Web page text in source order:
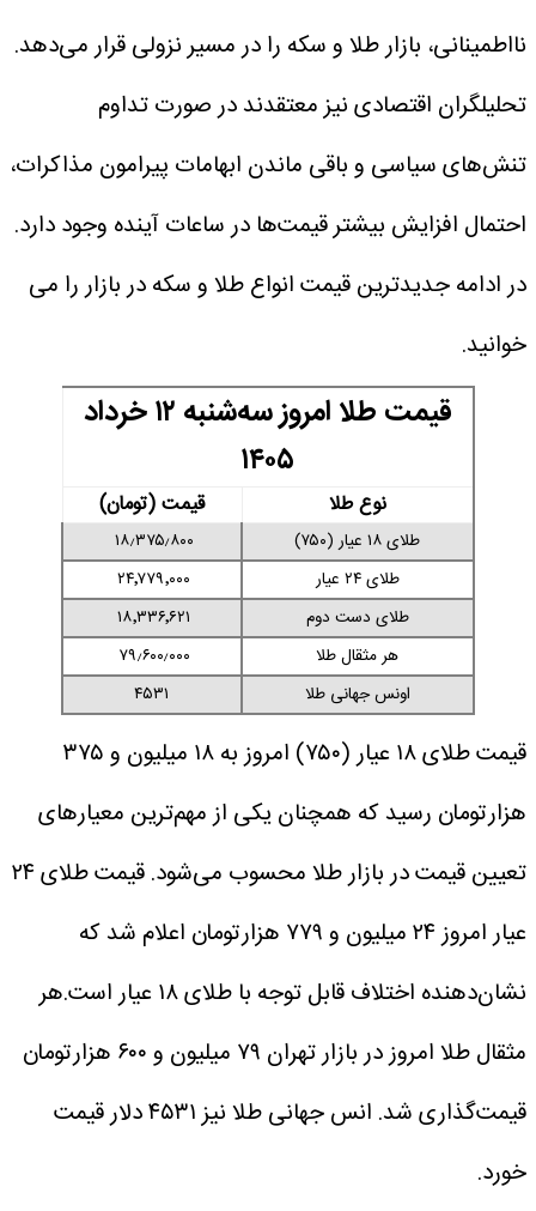
نااطمینانی، بازار طلا و سکه را در مسیر نزولی قرار می‌دهد.
تحلیلگران اقتصادی نیز معتقدند در صورت تداوم
تنش‌های سیاسی و باقی ماندن ابهامات پیرامون مذاکرات،
احتمال افزایش بیشتر قیمت‌ها در ساعات آینده وجود دارد.
در ادامه جدیدترین قیمت انواع طلا و سکه در بازار را می
خوانید.
قیمت طلا امروز سه‌شنبه ۱۲ خرداد
۱۴۰۵
نوع طلا قیمت (تومان)
طلای ۱۸ عیار (۷۵۰)
۱۸٫۳۷۵٫۸۰۰
طلای ۲۴ عیار
۲۴٬۷۷۹٬۰۰۰
طلای دست دوم
۱۸٬۳۳۶٬۶۲۱
هر مثقال طلا
۷۹٫۶۰۰٫۰۰۰
اونس جهانی طلا
۴۵۳۱
قیمت طلای ۱۸ عیار (۷۵۰) امروز به ۱۸ میلیون و ۳۷۵
هزارتومان رسید که همچنان یکی از مهم‌ترین معیارهای
تعیین قیمت در بازار طلا محسوب می‌شود. قیمت طلای ۲۴
عیار امروز ۲۴ میلیون و ۷۷۹ هزارتومان اعلام شد که
نشان‌دهنده اختلاف قابل توجه با طلای ۱۸ عیار است.هر
مثقال طلا امروز در بازار تهران ۷۹ میلیون و ۶۰۰ هزارتومان
قیمت‌گذاری شد. انس جهانی طلا نیز ۴۵۳۱ دلار قیمت
خورد.